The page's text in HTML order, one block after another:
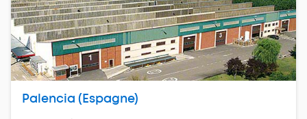
Palencia (Espagne)